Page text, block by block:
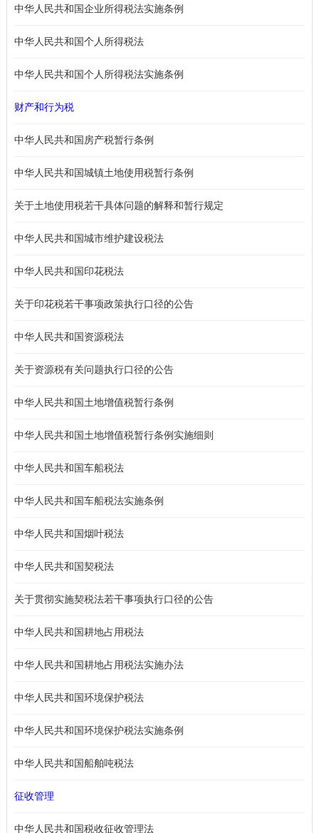
中华人民共和国企业所得税法实施条例
中华人民共和国个人所得税法
中华人民共和国个人所得税法实施条例
财产和行为税
中华人民共和国房产税暂行条例
中华人民共和国城镇土地使用税暂行条例
关于土地使用税若干具体问题的解释和暂行规定
中华人民共和国城市维护建设税法
中华人民共和国印花税法
关于印花税若干事项政策执行口径的公告
中华人民共和国资源税法
关于资源税有关问题执行口径的公告
中华人民共和国土地增值税暂行条例
中华人民共和国土地增值税暂行条例实施细则
中华人民共和国车船税法
中华人民共和国车船税法实施条例
中华人民共和国烟叶税法
中华人民共和国契税法
关于贯彻实施契税法若干事项执行口径的公告
中华人民共和国耕地占用税法
中华人民共和国耕地占用税法实施办法
中华人民共和国环境保护税法
中华人民共和国环境保护税法实施条例
中华人民共和国船舶吨税法
征收管理
中华人民共和国税收征收管理法